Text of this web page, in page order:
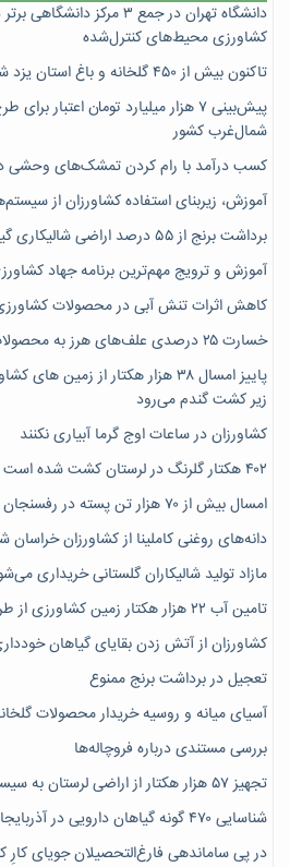
دانشگاه تهران در جمع ۳ مرکز
کشاورزی محیط‌های کنترل‌شده
تاکنون بیش از ۴۵۰ گلخانه و باغ استان یزد شناسنامه‌دار شده‌اند
پیش‌بینی ۷‌ هزار میلیارد تومان
شمال‌غرب کشور
کسب درآمد با رام کردن تمشک‌های وحشی
آموزش، زیربنای استفاده کشاورزان از
برداشت برنج از ۵۵ درصد اراضی شالیکاری گیلان
آموزش و ترویج مهم‌ترین برنامه جهاد
کاهش اثرات تنش آبی در محصولات
خسارت ۲۵ درصدی علف‌های هرز به محصولات کشاورزی
پاییز امسال ۳۸ هزار هکتار از
زیر کشت گندم می‌رود
کشاورزان در ساعات اوج گرما آبیاری نکنند
۴۰۲ هکتار گلرنگ در لرستان کشت شده است
امسال بیش از ۷۰ هزار تن پسته در رفسنجان برداشت می‌شود
دانه‌های روغنی کاملینا از کشاورزان
مازاد تولید شالیکاران گلستانی خریداری
تامین آب ۲۲ هزار هکتار زمین کشاورزی از طریق سدهای خراسان شمالی
کشاورزان از آتش زدن بقایای گیاهان
تعجیل در برداشت برنج ممنوع
آسیای میانه و روسیه خریدار محصولات
بررسی مستندی درباره فروچاله‌ها
تجهیز ۵۷ هزار هکتار از اراضی لرستان به سیستم آبیاری نوین
شناسایی ۴۷٠ گونه گیاهان دارویی در آذربایجان غربی
در پی ساماندهی فارغ‌التحصیلان جویای